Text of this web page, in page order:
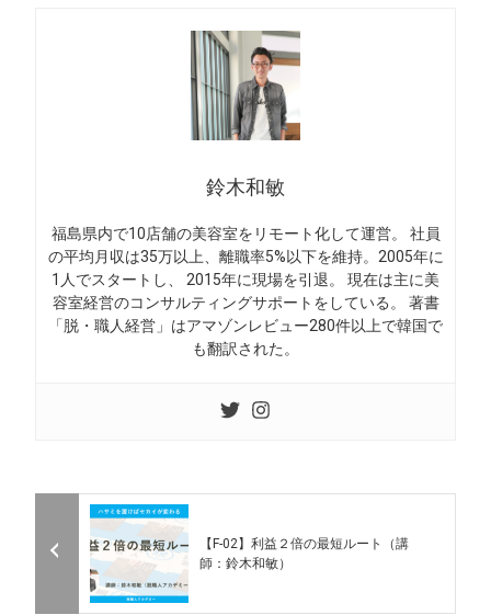
鈴木和敏
福島県内で10店舗の美容室をリモート化して運営。 社員
の平均月収は35万以上、離職率5%以下を維持。2005年に
1人でスタートし、 2015年に現場を引退。 現在は主に美
容室経営のコンサルティングサポートをしている。 著書
「脱・職人経営」はアマゾンレビュー280件以上で韓国で
も翻訳された。
【F-02】利益２倍の最短ルート（講
師：鈴木和敏）